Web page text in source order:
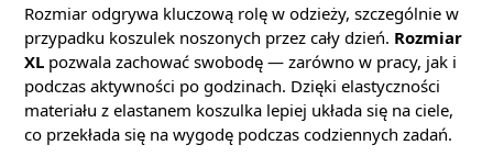
Rozmiar odgrywa kluczową rolę w odzieży, szczególnie w
przypadku koszulek noszonych przez cały dzień. Rozmiar
XL pozwala zachować swobodę — zarówno w pracy, jak i
podczas aktywności po godzinach. Dzięki elastyczności
materiału z elastanem koszulka lepiej układa się na ciele,
co przekłada się na wygodę podczas codziennych zadań.